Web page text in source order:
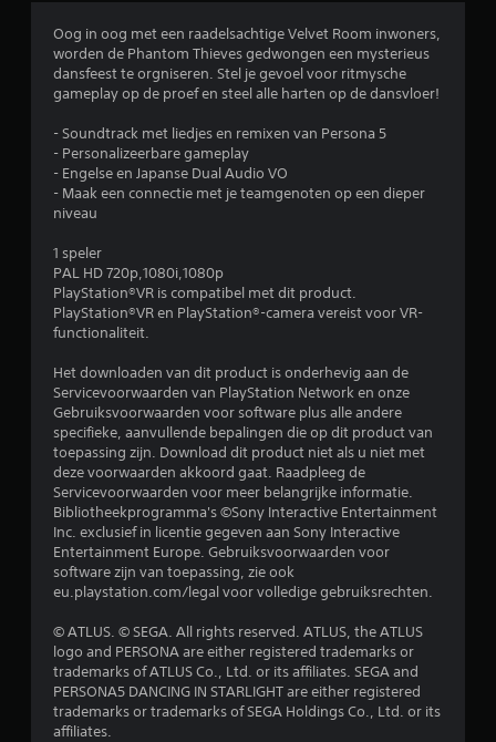
e
l
i
g
Oog in oog met een raadelsachtige Velvet Room inwoners,
worden de Phantom Thieves gedwongen een mysterieus
dansfeest te orgniseren. Stel je gevoel voor ritmysche
gameplay op de proef en steel alle harten op de dansvloer!
- Soundtrack met liedjes en remixen van Persona 5
- Personalizeerbare gameplay
- Engelse en Japanse Dual Audio VO
- Maak een connectie met je teamgenoten op een dieper
niveau
1 speler
PAL HD 720p,1080i,1080p
PlayStation®VR is compatibel met dit product.
PlayStation®VR en PlayStation®-camera vereist voor VR-
functionaliteit.
Het downloaden van dit product is onderhevig aan de
Servicevoorwaarden van PlayStation Network en onze
Gebruiksvoorwaarden voor software plus alle andere
specifieke, aanvullende bepalingen die op dit product van
toepassing zijn. Download dit product niet als u niet met
deze voorwaarden akkoord gaat. Raadpleeg de
Servicevoorwaarden voor meer belangrijke informatie.
Bibliotheekprogramma's ©Sony Interactive Entertainment
Inc. exclusief in licentie gegeven aan Sony Interactive
Entertainment Europe. Gebruiksvoorwaarden voor
software zijn van toepassing, zie ook
eu.playstation.com/legal voor volledige gebruiksrechten.
© ATLUS. © SEGA. All rights reserved. ATLUS, the ATLUS
logo and PERSONA are either registered trademarks or
trademarks of ATLUS Co., Ltd. or its affiliates. SEGA and
PERSONA5 DANCING IN STARLIGHT are either registered
trademarks or trademarks of SEGA Holdings Co., Ltd. or its
affiliates.